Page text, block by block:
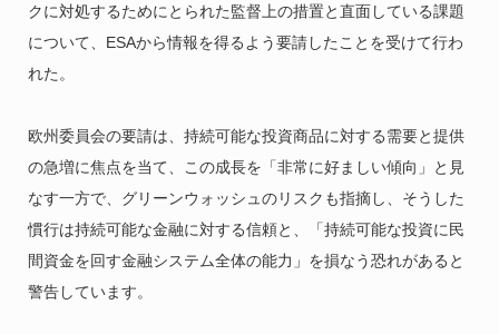
クに対処するためにとられた監督上の措置と直面している課題
について、ESAから情報を得るよう要請したことを受けて行わ
れた。
欧州委員会の要請は、持続可能な投資商品に対する需要と提供
の急増に焦点を当て、この成長を「非常に好ましい傾向」と見
なす一方で、グリーンウォッシュのリスクも指摘し、そうした
慣行は持続可能な金融に対する信頼と、「持続可能な投資に民
間資金を回す金融システム全体の能力」を損なう恐れがあると
警告しています。